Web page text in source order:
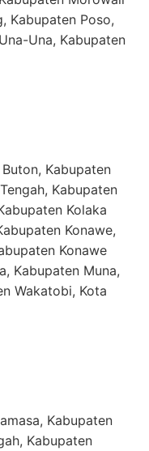
Kabupaten Poso,
Una, Kabupaten
Kabupaten
Kabupaten
Kolaka
Konawe,
Konawe
Kabupaten Muna,
Wakatobi, Kota
Kabupaten
Kabupaten